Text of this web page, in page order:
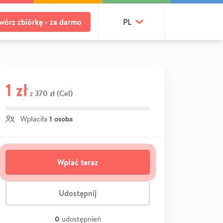
zbiórkę - za darmo PL
1 zł z 370 zł (Cel)
Wpłaciła 1 osoba
Wpłać teraz
Udostępnij
0 udostępnień